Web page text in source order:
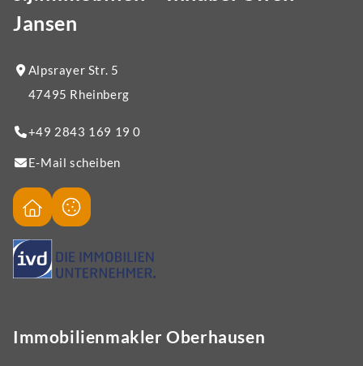
Jansen
Alpsrayer Str. 5
47495 Rheinberg
+49 2843 169 19 0
E-Mail scheiben
Immobilienmakler Oberhausen